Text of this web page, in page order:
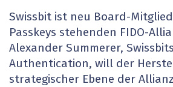
Swissbit ist neu Board-
Passkeys stehenden FIDO-
Alexander Summerer,
Authentication, will der
strategischer Ebene der